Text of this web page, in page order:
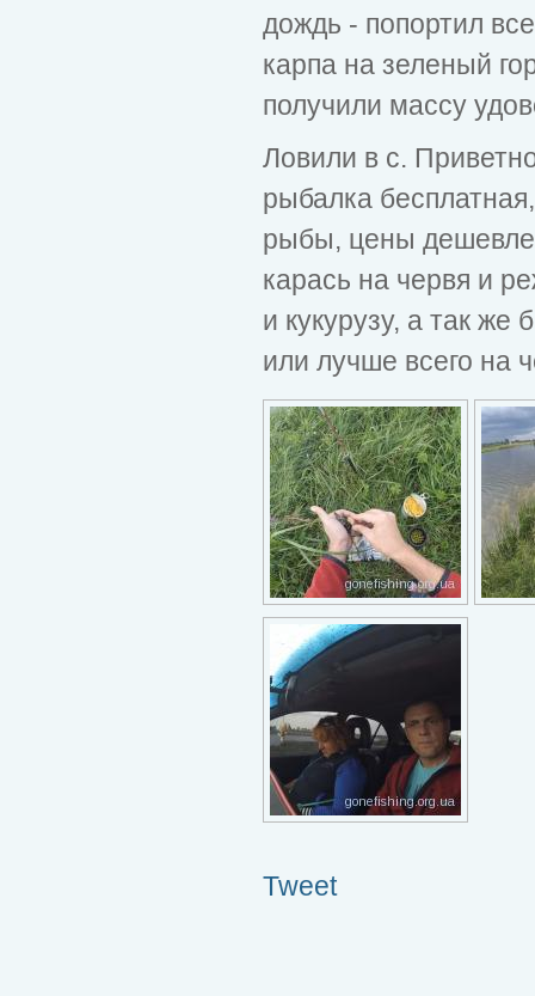
дождь - попортил
карпа на зеленый
получили массу
Ловили в с.
рыбалка
рыбы, цены дешевле
карась на червя и
и кукурузу, а так
или лучше всего на
Tweet